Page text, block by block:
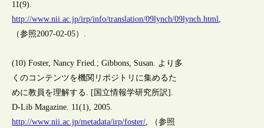
11(9).
http://www.nii.ac.jp/irp/info/translation/09lynch/09lynch.html
（参照2007-02-05）.
(10) Foster, Nancy Fried.; Gibbons, Susan. より多
くのコンテンツを機関リポジトリに集めるた
めに教員を理解する. [国立情報学研究所訳].
D-Lib Magazine. 11(1), 2005.
http://www.nii.ac.jp/metadata/irp/foster/ , （参照